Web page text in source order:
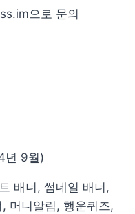
으로 문의
년 9월)
배너, 썸네일 배너,
머니알림, 행운퀴즈,